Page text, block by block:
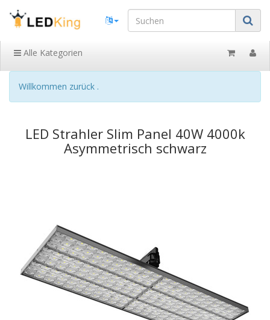
Alle Kategorien
Willkommen zurück .
LED Strahler Slim Panel 40W 4000k
Asymmetrisch schwarz